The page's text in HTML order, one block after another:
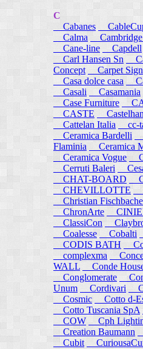
C
Cabanes
Calma
Cambridge
Cane-line
Capdell
Carl Hansen Sn
Concept
Carpet Sign
Casa dolce casa
Casali
Casamania
Case Furniture
CASTE
Cattelan Italia
cc-
Ceramica Bardelli
Flaminia
Ceramica
Ceramica Vogue
Cerruti Baleri
CHAT-BOARD
CHEVILLOTTE
Christian
ChronArte
ClassiCon
Coalesse
Cobalti
CODIS BATH
complexma
WALL
Conde
Conglomerate
Unum
Cordivari
Cosmic
Cotto d-
Cotto Tuscania SpA
COW
Cph
Creation Baumann
Cubit